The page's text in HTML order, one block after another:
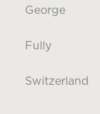
George
Fully
Switzerland